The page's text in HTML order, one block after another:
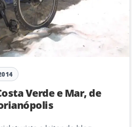
Verde e Mar, de